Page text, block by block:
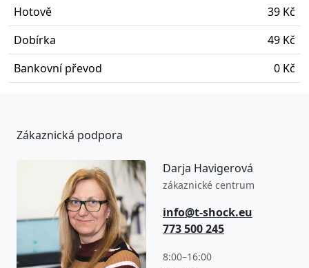
Hotově
39 Kč
Dobírka
49 Kč
Bankovní převod
0 Kč
Zákaznická podpora
Darja Havigerová
zákaznické centrum
info@t-shock.eu
773 500 245
8:00–16:00